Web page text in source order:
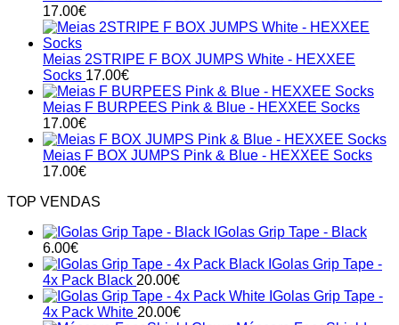
17.00€
Meias 2STRIPE F BOX JUMPS White - HEXXEE
Socks 17.00€
Meias F BURPEES Pink & Blue - HEXXEE Socks
17.00€
Meias F BOX JUMPS Pink & Blue - HEXXEE Socks
17.00€
TOP VENDAS
IGolas Grip Tape - Black
6.00€
IGolas Grip Tape -
4x Pack Black 20.00€
IGolas Grip Tape -
4x Pack White 20.00€